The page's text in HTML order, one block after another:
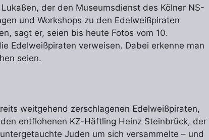
der den Museumsdienst des Kölner NS-
und Workshops zu den Edelweißpiraten
sagt er, seien bis heute Fotos vom 10.
Edelweißpiraten verweisen. Dabei erkenne man
seien.
weitgehend zerschlagenen Edelweißpiraten,
entflohenen KZ-Häftling Heinz Steinbrück, der
Juden um sich versammelte – und